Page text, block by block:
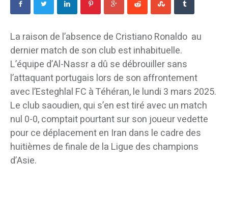
La raison de l’absence de Cristiano Ronaldo au
dernier match de son club est inhabituelle.
L’équipe d’Al-Nassr a dû se débrouiller sans
l’attaquant portugais lors de son affrontement
avec l’Esteghlal FC à Téhéran, le lundi 3 mars 2025.
Le club saoudien, qui s’en est tiré avec un match
nul 0-0, comptait pourtant sur son joueur vedette
pour ce déplacement en Iran dans le cadre des
huitièmes de finale de la Ligue des champions
d’Asie.